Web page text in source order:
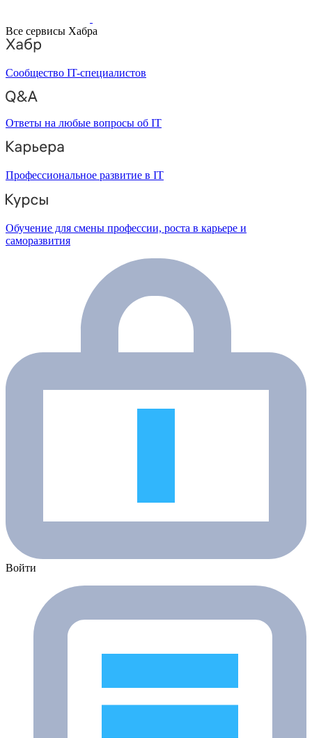
Все сервисы Хабра
Сообщество IT-специалистов
Ответы на любые вопросы об IT
Профессиональное развитие в IT
Обучение для смены профессии, роста в карьере и
саморазвития
Войти